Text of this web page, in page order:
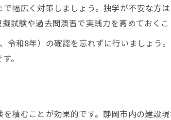
で見る配管工技能向上の近道
能検定合格率一覧から次の一手を考える
能検定合格発表日を活かす学習計画
格率を意識した配管工の勉強法
格率データを利用する上達戦略
幅広く対策しましょう。独学が不安な方
試験や過去問演習で実践力を高めておくこ
和8年）の確認を忘れずに行いましょう
。
積むことが効果的です。静岡市内の建設